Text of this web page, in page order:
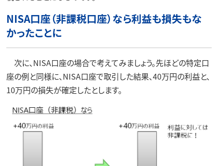
NISA口座（非課税口座）なら利益も損失もな
かったことに
次に、NISA口座の場合で考えてみましょう。先ほどの特定口
座の例と同様に、NISA口座で取引した結果、40万円の利益と、
10万円の損失が確定したとします。